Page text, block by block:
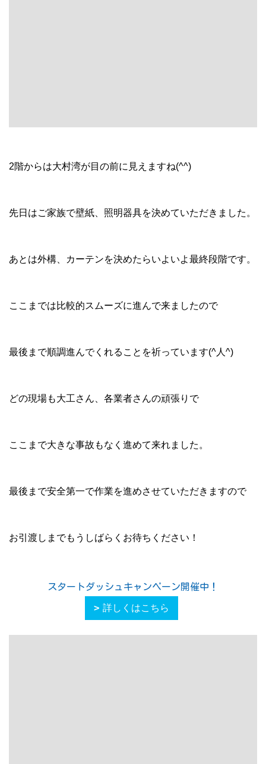
2階からは大村湾が目の前に見えますね(^^)
先日はご家族で壁紙、照明器具を決めていただきました。
あとは外構、カーテンを決めたらいよいよ最終段階です。
ここまでは比較的スムーズに進んで来ましたので
最後まで順調進んでくれることを祈っています(^人^)
どの現場も大工さん、各業者さんの頑張りで
ここまで大きな事故もなく進めて来れました。
最後まで安全第一で作業を進めさせていただきますので
お引渡しまでもうしばらくお待ちください！
スタートダッシュキャンペーン開催中！
詳しくはこちら